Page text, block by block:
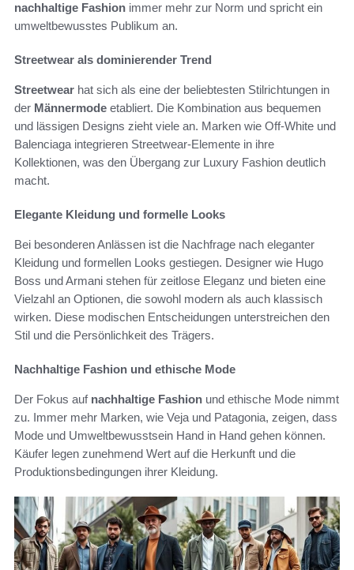
nachhaltige Fashion immer mehr zur Norm und spricht ein
umweltbewusstes Publikum an.
Streetwear als dominierender Trend
Streetwear hat sich als eine der beliebtesten Stilrichtungen in
der Männermode etabliert. Die Kombination aus bequemen
und lässigen Designs zieht viele an. Marken wie Off-White und
Balenciaga integrieren Streetwear-Elemente in ihre
Kollektionen, was den Übergang zur Luxury Fashion deutlich
macht.
Elegante Kleidung und formelle Looks
Bei besonderen Anlässen ist die Nachfrage nach eleganter
Kleidung und formellen Looks gestiegen. Designer wie Hugo
Boss und Armani stehen für zeitlose Eleganz und bieten eine
Vielzahl an Optionen, die sowohl modern als auch klassisch
wirken. Diese modischen Entscheidungen unterstreichen den
Stil und die Persönlichkeit des Trägers.
Nachhaltige Fashion und ethische Mode
Der Fokus auf nachhaltige Fashion und ethische Mode nimmt
zu. Immer mehr Marken, wie Veja und Patagonia, zeigen, dass
Mode und Umweltbewusstsein Hand in Hand gehen können.
Käufer legen zunehmend Wert auf die Herkunft und die
Produktionsbedingungen ihrer Kleidung.